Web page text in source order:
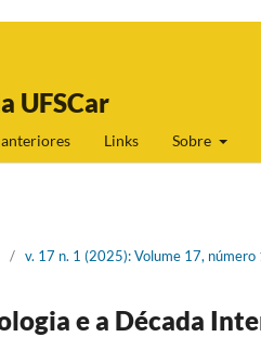
UFSCar
Links Sobre
/ v. 17 n. 1 (2025): Volume 17,
e a Década